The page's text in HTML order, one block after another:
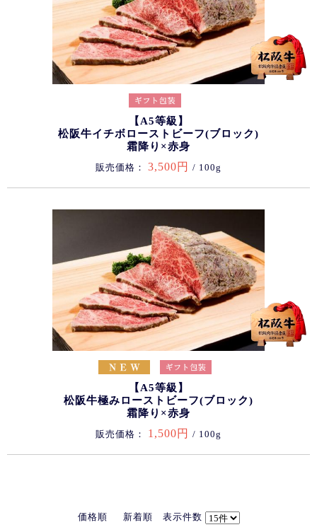
【A5等級】
松阪牛イチボローストビーフ(ブロック)
霜降り×赤身
販売価格： 3,500円 / 100g
【A5等級】
松阪牛極みローストビーフ(ブロック)
霜降り×赤身
販売価格： 1,500円 / 100g
価格順 新着順 表示件数